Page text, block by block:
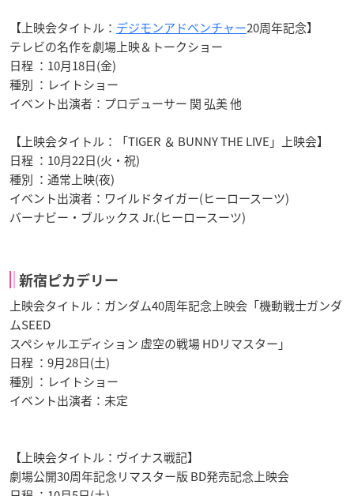
【上映会タイトル： デジモンアドベンチャー20周年記念】
テレビの名作を劇場上映＆トークショー
日程 ：10月18日(金)
種別 ：レイトショー
イベント出演者：プロデューサー 関 弘美 他
【上映会タイトル：「TIGER ＆ BUNNY THE LIVE」上映会】
日程 ：10月22日(火・祝)
種別 ：通常上映(夜)
イベント出演者：ワイルドタイガー(ヒーロースーツ)
バーナビー・ブルックス Jr.(ヒーロースーツ)
新宿ピカデリー
上映会タイトル：ガンダム40周年記念上映会「機動戦士ガンダ
ムSEED
スペシャルエディション 虚空の戦場 HDリマスター」
日程 ：9月28日(土)
種別 ：レイトショー
イベント出演者：未定
【上映会タイトル：ヴイナス戦記】
劇場公開30周年記念リマスター版 BD発売記念上映会